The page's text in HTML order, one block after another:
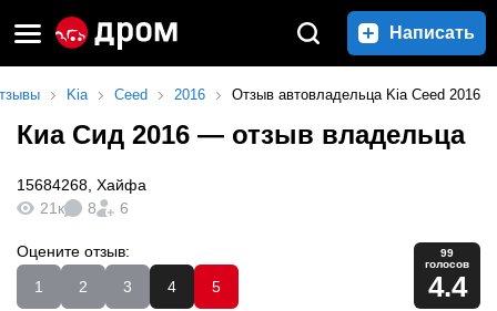
Написать
Kia Ceed 2016 Отзыв автовладельца Kia Ceed 2016
Киа Сид 2016 — отзыв владельца
15684268 Хайфа
21к
8 6
Оцените отзыв:
1
2 3 4 5
99
голосов
4.4